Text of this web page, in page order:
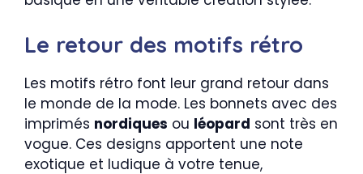
Le retour des motifs rétro
Les motifs rétro font leur grand retour dans
le monde de la mode. Les bonnets avec des
imprimés nordiques ou léopard sont très en
vogue. Ces designs apportent une note
exotique et ludique à votre tenue,